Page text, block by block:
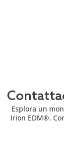
Esplora un
Irion EDM®.